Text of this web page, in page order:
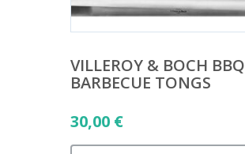
VILLEROY & BOCH BBQ
BARBECUE TONGS
30,00 €